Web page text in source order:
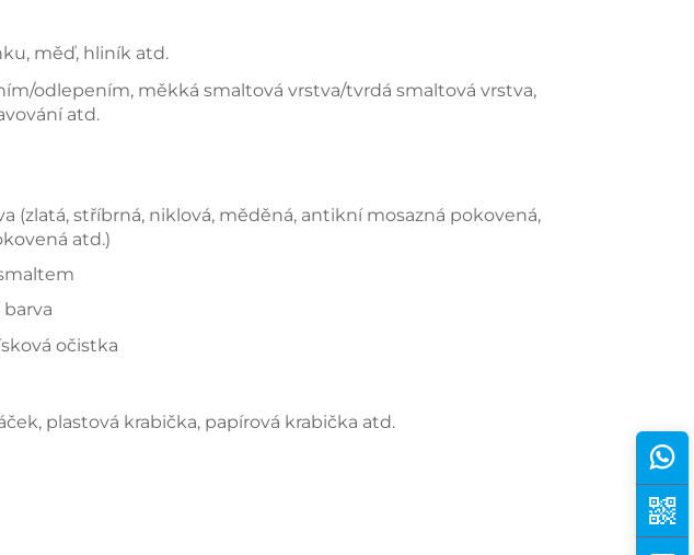
měď, hliník atd.
odlepením, měkká smaltová vrstva/tvrdá smaltová vrstva,
atd.
(zlatá, stříbrná, niklová, měděná, antikní mosazná pokovená,
atd.)
očistka
plastová krabička, papírová krabička atd.